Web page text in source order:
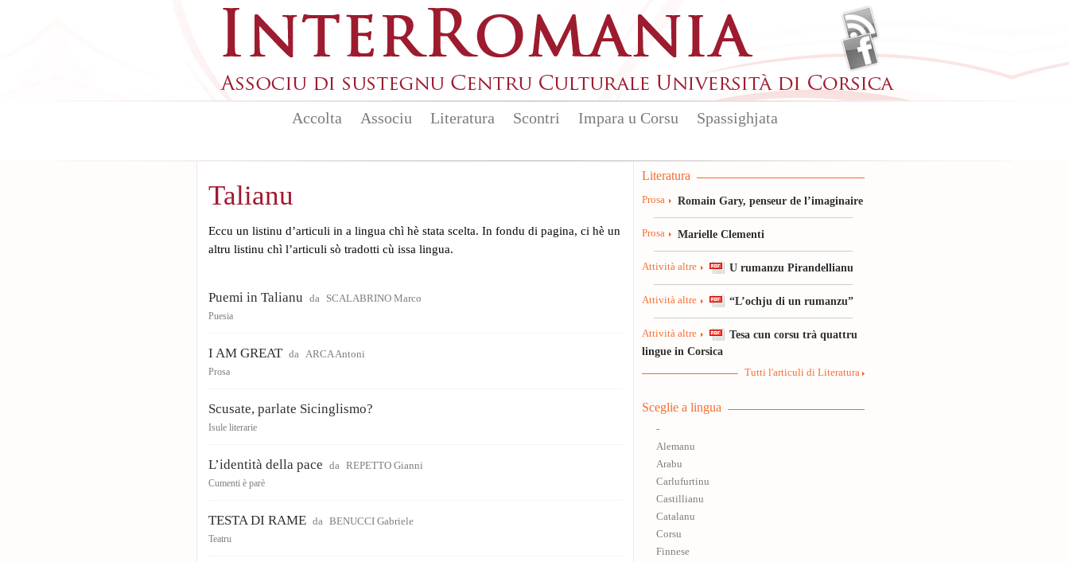
Accolta Associu Literatura Scontri Impara u Corsu Spassighjata
Talianu
Eccu un listinu d’articuli in a lingua chì hè stata scelta. In fondu di pagina, ci hè un
altru listinu chì l’articuli sò tradotti cù issa lingua.
Puemi in Talianu da SCALABRINO Marco
Puesia
I AM GREAT da ARCA Antoni
Prosa
Scusate, parlate Sicinglismo?
Isule literarie
L’identità della pace da REPETTO Gianni
Cumenti è parè
TESTA DI RAME da BENUCCI Gabriele
Teatru
Literatura
Prosa Romain Gary, penseur de l’imaginaire
Prosa Marielle Clementi
Attività altre U rumanzu Pirandellianu
Attività altre “L’ochju di un rumanzu”
Attività altre
Tesa cun corsu trà quattru
lingue in Corsica
Tutti l'articuli di Literatura
Sceglie a lingua
-
Alemanu
Arabu
Carlufurtinu
Castillianu
Catalanu
Corsu
Finnese